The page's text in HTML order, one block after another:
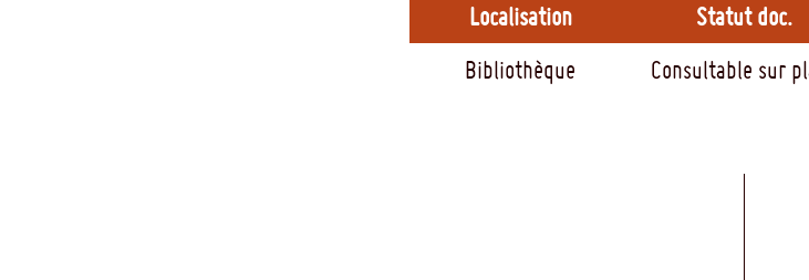
Localisation Statut doc.
Bibliothèque
Consultable sur